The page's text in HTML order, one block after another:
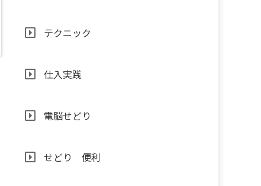
テクニック
仕入実践
電脳せどり
せどり 便利